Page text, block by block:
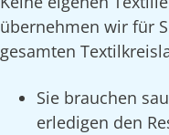
übernehmen wir für
gesamten
Sie brauchen
erledigen den